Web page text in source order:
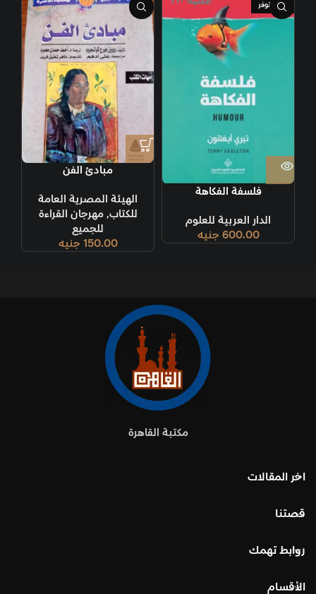
غير متوفر
فلسفة الفكاهة
الدار العربية للعلوم
600.00 جنيه
مبادئ الفن
الهيئة المصرية العامة
للكتاب,مهرجان القراءة
للجميع
150.00 جنيه
مكتبة القاهرة
اخر المقالات
قصتنا
روابط تهمك
الأقسام